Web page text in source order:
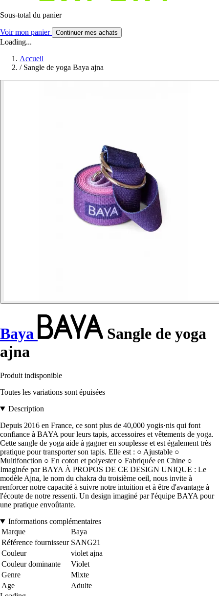
Sous-total du panier
Voir mon panier Continuer mes achats
Loading...
Accueil
/ Sangle de yoga Baya ajna
Baya
Sangle de yoga
ajna
Produit indisponible
Toutes les variations sont épuisées
Description
Depuis 2016 en France, ce sont plus de 40,000 yogis·nis qui font
confiance à BAYA pour leurs tapis, accessoires et vêtements de yoga.
Cette sangle de yoga aide à gagner en souplesse et est également très
pratique pour transporter son tapis. Elle est : ○ Ajustable ○
Multifonction ○ En coton et polyester ○ Fabriquée en Chine ○
Imaginée par BAYA À PROPOS DE CE DESIGN UNIQUE : Le
modèle Ajna, le nom du chakra du troisième oeil, nous invite à
renforcer notre capacité à suivre notre intuition et à être d'avantage à
l'écoute de notre ressenti. Un design imaginé par l'équipe BAYA pour
une pratique envoûtante.
Informations complémentaires
Marque
Baya
Référence fournisseur SANG21
Couleur
violet ajna
Couleur dominante
Violet
Genre
Mixte
Age
Adulte